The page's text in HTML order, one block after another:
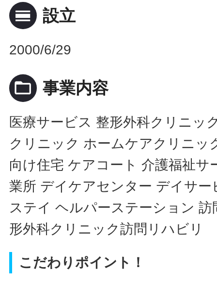
calendar_view_day 設立
2000/6/29
folder_open 事業内容
医療サービス 整形外科クリニッ
クリニック ホームケアクリニッ
向け住宅 ケアコート 介護福祉サ
業所 デイケアセンター デイサ
ステイ ヘルパーステーション
形外科クリニック訪問リハビリ
こだわりポイント！